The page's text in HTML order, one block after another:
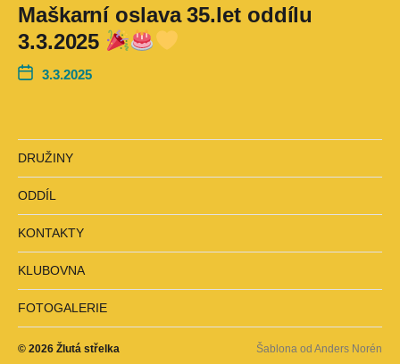
Maškarní oslava 35.let oddílu
3.3.2025
3.3.2025
DRUŽINY
ODDÍL
KONTAKTY
KLUBOVNA
FOTOGALERIE
© 2026 Žlutá střelka Šablona od Anders Norén